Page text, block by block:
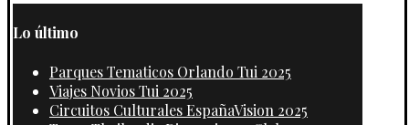
Lo último
Parques Tematicos Orlando Tui 2025
Viajes Novios Tui 2025
Circuitos Culturales EspañaVision 2025